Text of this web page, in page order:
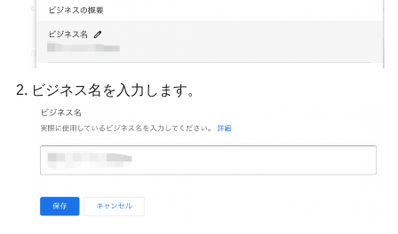
ビジネス名を入力します。